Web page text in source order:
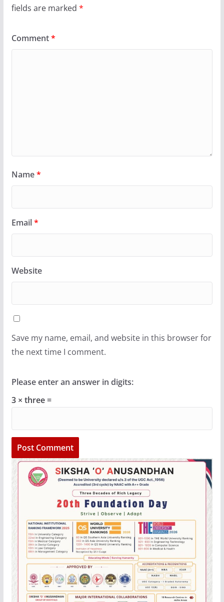
fields are marked *
Comment*
Name*
Email*
Website
Save my name, email, and website in this browser for
the next time I comment.
Please enter an answer in digits:
3 × three =